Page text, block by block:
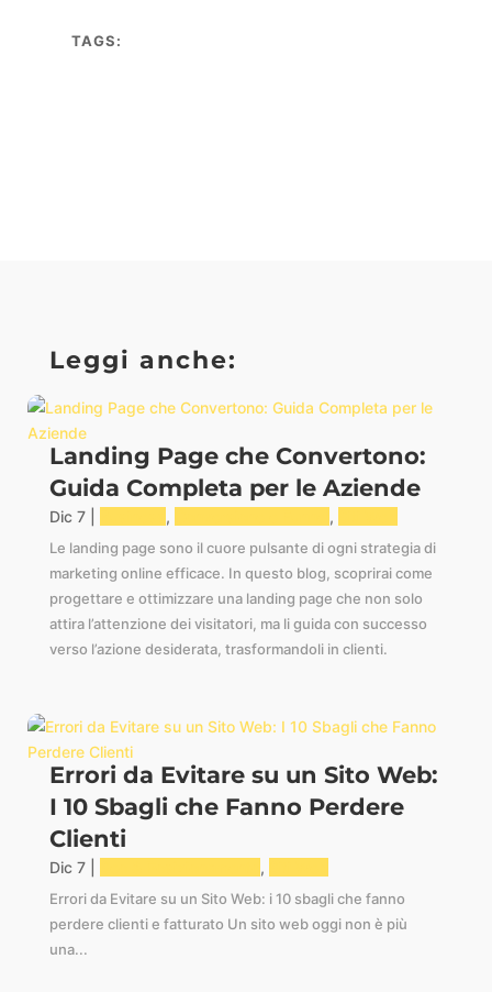
TAGS:
Leggi anche:
Landing Page che Convertono:
Guida Completa per le Aziende
Dic 7| , ,
Le landing page sono il cuore pulsante di ogni strategia di
marketing online efficace. In questo blog, scoprirai come
progettare e ottimizzare una landing page che non solo
attira l’attenzione dei visitatori, ma li guida con successo
verso l’azione desiderata, trasformandoli in clienti.
Errori da Evitare su un Sito Web:
I 10 Sbagli che Fanno Perdere
Clienti
Dic 7| ,
Errori da Evitare su un Sito Web: i 10 sbagli che fanno
perdere clienti e fatturato Un sito web oggi non è più
una...